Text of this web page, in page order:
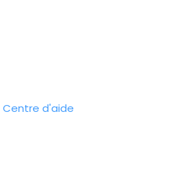
Centre d'aide